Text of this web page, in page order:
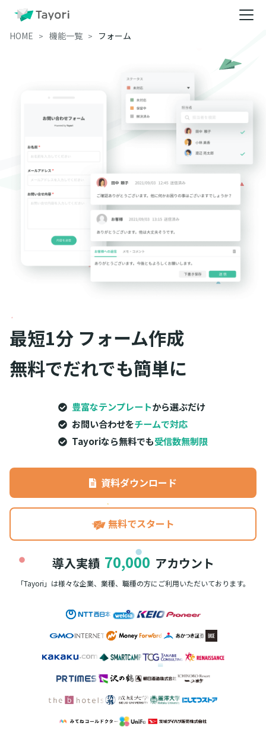
HOME 機能一覧 フォーム
最短1分 フォーム作成
無料でだれでも簡単に
豊富なテンプレートから選ぶだけ
お問い合わせをチームで対応
Tayoriなら無料でも受信数無制限
資料ダウンロード
無料でスタート
導入実績 70,000 アカウント
「Tayori」は様々な企業、業種、職種の方に ご利用いただいております。